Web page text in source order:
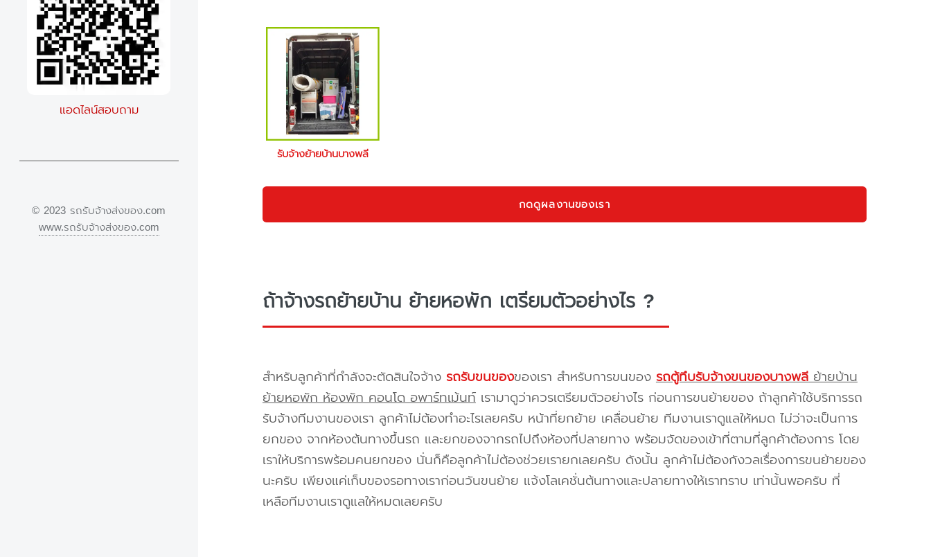
รับจ้างย้ายบ้านบางพลี
กดดูผลงานของเรา
ถ้าจ้างรถย้ายบ้าน ย้ายหอพัก เตรียมตัวอย่างไร ?
สำหรับลูกค้าที่กำลังจะตัดสินใจจ้าง รถรับขนของของเรา สำหรับการขนของ รถตู้ทึบรับจ้างขนของบางพลีย้ายบ้าน
ย้ายหอพัก ห้องพัก คอนโด อพาร์ทเม้นท์เรามาดูว่าควรเตรียมตัวอย่างไร ก่อนการขนย้ายของ ถ้าลูกค้าใช้บริการรถ
รับจ้างทีมงานของเรา ลูกค้าไม่ต้องทำอะไรเลยครับ หน้าที่ยกย้าย เคลื่อนย้าย ทีมงานเราดูแลให้หมด ไม่ว่าจะเป็นการ
ยกของ จากห้องต้นทางขึ้นรถ และยกของจากรถไปถึงห้องที่ปลายทาง พร้อมจัดของเข้าที่ตามที่ลูกค้าต้องการ โดย
เราให้บริการพร้อมคนยกของ นั่นก็คือลูกค้าไม่ต้องช่วยเรายกเลยครับ ดังนั้น ลูกค้าไม่ต้องกังวลเรื่องการขนย้ายของ
นะครับ เพียงแค่เก็บของรอทางเราก่อนวันขนย้าย แจ้งโลเคชั่นต้นทางและปลายทางให้เราทราบ เท่านั้นพอครับ ที่
เหลือทีมงานเราดูแลให้หมดเลยครับ
แอดไลน์สอบถาม
© 2023 รถรับจ้างส่งของ.com
www.รถรับจ้างส่งของ.com